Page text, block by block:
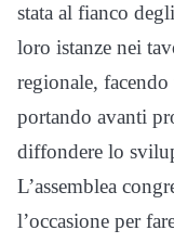
stata al fianco
loro istanze nei
regionale,
portando avanti
diffondere lo
L’assemblea
l’occasione per